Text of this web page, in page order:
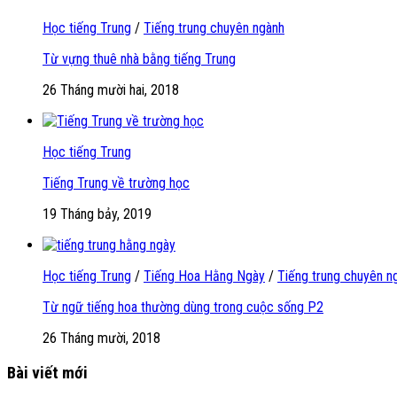
Học tiếng Trung / Tiếng trung chuyên ngành
Từ vựng thuê nhà bằng tiếng Trung
26 Tháng mười hai, 2018
Học tiếng Trung
Tiếng Trung về trường học
19 Tháng bảy, 2019
Học tiếng Trung / Tiếng Hoa Hằng Ngày / Tiếng trung chuyên
Từ ngữ tiếng hoa thường dùng trong cuộc sống P2
26 Tháng mười, 2018
Bài viết mới